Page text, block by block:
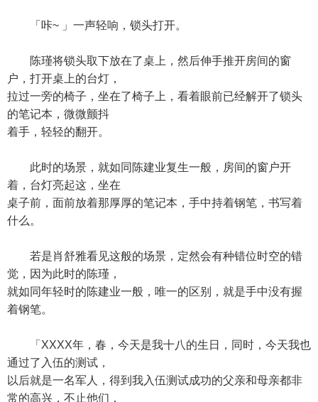
「咔~ 」一声轻响，锁头打开。
陈瑾将锁头取下放在了桌上，然后伸手推开房间的窗
户，打开桌上的台灯，
拉过一旁的椅子，坐在了椅子上，看着眼前已经解开了锁头
的笔记本，微微颤抖
着手，轻轻的翻开。
此时的场景，就如同陈建业复生一般，房间的窗户开
着，台灯亮起这，坐在
桌子前，面前放着那厚厚的笔记本，手中持着钢笔，书写着
什么。
若是肖舒雅看见这般的场景，定然会有种错位时空的错
觉，因为此时的陈瑾，
就如同年轻时的陈建业一般，唯一的区别，就是手中没有握
着钢笔。
「XXXX年，春，今天是我十八的生日，同时，今天我也
通过了入伍的测试，
以后就是一名军人，得到我入伍测试成功的父亲和母亲都非
常的高兴，不止他们，